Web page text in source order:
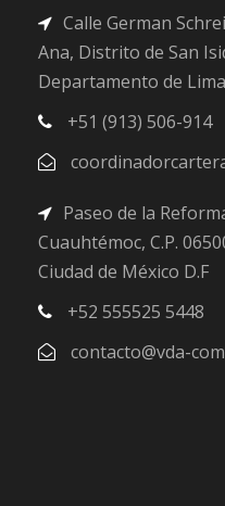
Calle German
Ana, Distrito de San
Departamento de Lima
+51 (913) 506-914
Paseo de la
Cuauhtémoc, C.P.
Ciudad de México D.F
+52 555525 5448
contacto@vda-